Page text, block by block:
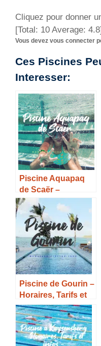
Cliquez pour donner
[Total: 10 Average: 4.8
Vous devez vous connecter
Ces Piscines
Interesser:
Piscine Aquapaq
de Scaër –
Horaires, Tarifs et
Infos –
Piscine de Gourin –
Horaires, Tarifs et
Infos –